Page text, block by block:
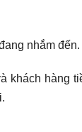
nhắm đến.
khách hàng